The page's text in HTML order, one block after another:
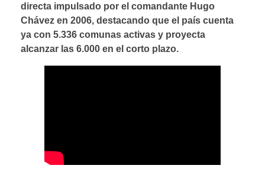
directa impulsado por el comandante Hugo
Chávez en 2006, destacando que el país cuenta
ya con 5.336 comunas activas y proyecta
alcanzar las 6.000 en el corto plazo.